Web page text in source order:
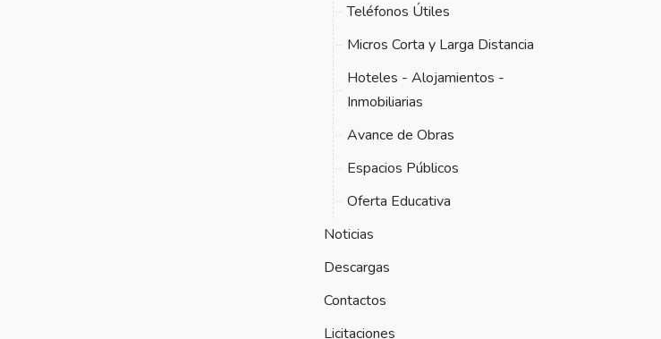
Teléfonos Útiles
Micros Corta y Larga Distancia
Hoteles - Alojamientos -
Inmobiliarias
Avance de Obras
Espacios Públicos
Oferta Educativa
Noticias
Descargas
Contactos
Licitaciones